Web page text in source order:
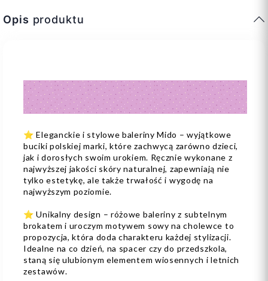
Opis produktu
⭐️ Eleganckie i stylowe baleriny Mido – wyjątkowe
buciki polskiej marki, które zachwycą zarówno dzieci,
jak i dorosłych swoim urokiem. Ręcznie wykonane z
najwyższej jakości skóry naturalnej, zapewniają nie
tylko estetykę, ale także trwałość i wygodę na
najwyższym poziomie.
⭐️ Unikalny design – różowe baleriny z subtelnym
brokatem i uroczym motywem sowy na cholewce to
propozycja, która doda charakteru każdej stylizacji.
Idealne na co dzień, na spacer czy do przedszkola,
staną się ulubionym elementem wiosennych i letnich
zestawów.